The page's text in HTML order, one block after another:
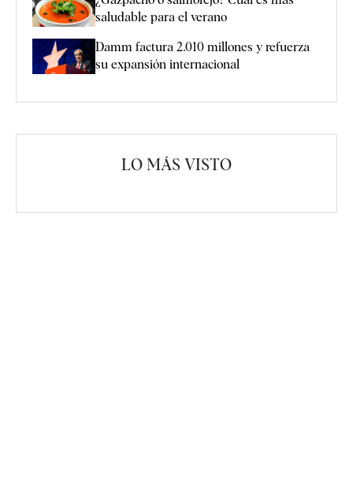
saludable para el verano
Damm factura 2.010 millones y refuerza
su expansión internacional
LO MÁS VISTO